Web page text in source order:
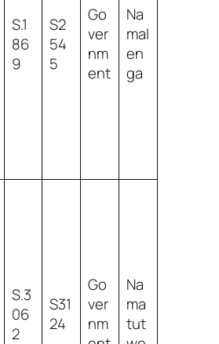
S.1
86
9
S2
54
5
Go
ver
nm
ent
Na
mal
en
ga
S.3
06
2
S31
24
Go
ver
nm
Na
ma
tut